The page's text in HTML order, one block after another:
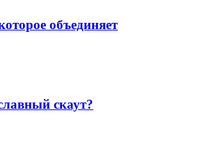
объединяет
скаут?